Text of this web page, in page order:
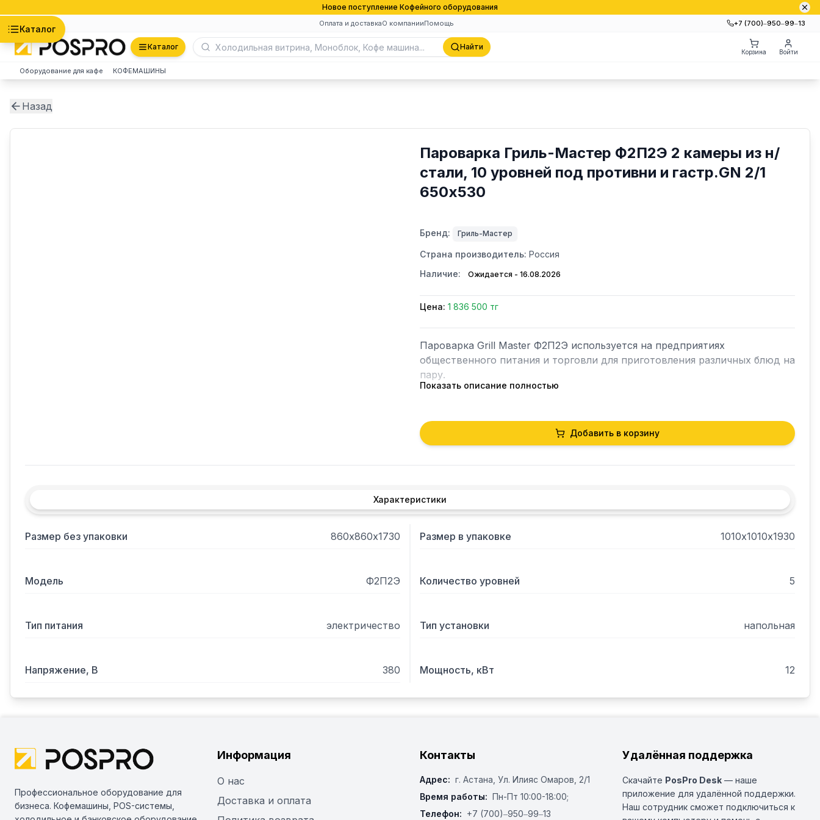
Новое поступление Кофейного оборудования
Оплата и доставкаО компанииПомощь +7 (700)‒950‒99‒13
Каталог
Каталог Найти
Корзина Войти
Оборудование для кафе КОФЕМАШИНЫ
Назад
Пароварка Гриль-Мастер Ф2П2Э 2 камеры из н/
стали, 10 уровней под противни и гастр.GN 2/1
650х530
Бренд: Гриль-Мастер
Страна производитель: Россия
Наличие:
Ожидается - 16.08.2026
Цена: 1 836 500 тг
Пароварка Grill Master Ф2П2Э используется на предприятиях
общественного питания и торговли для приготовления различных блюд на
пару.
этапа, таймером с звуковой сигнализацией и 10 уровнями для
гастроемкостей и противней (по 5 в каждой камере).
- Оборудование и парогенератор (бойлер) выполнены из нержавеющей
стали.
Показать описание полностью
Добавить в корзину
Характеристики
Размер без упаковки 860х860х1730 Размер в упаковке 1010х1010х1930
Модель Ф2П2Э Количество уровней 5
Тип питания электричество Тип установки напольная
Напряжение, В 380 Мощность, кВт 12
Профессиональное оборудование для
бизнеса. Кофемашины, POS-системы,
Информация
О нас
Доставка и оплата
Контакты
Адрес: г. Астана, ​Ул. Илияс Омаров, 2/1
Время работы: Пн-Пт 10:00-18:00;
Телефон: +7 (700)‒950‒99‒13
Удалённая поддержка
Скачайте PosPro Desk — наше
приложение для удалённой поддержки.
Наш сотрудник сможет подключиться к